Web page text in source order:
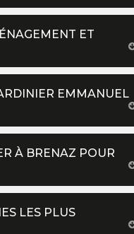
ET
EMMANUEL
À BRENAZ POUR
LES PLUS